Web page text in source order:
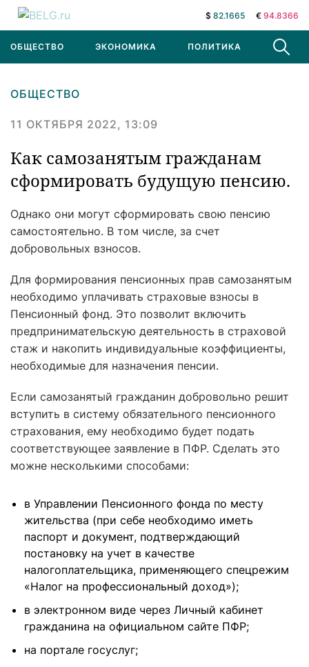
$ 82.1665 € 94.8366
ОБЩЕСТВО ЭКОНОМИКА ПОЛИТИКА В МИРЕ
ОБЩЕСТВО
11 ОКТЯБРЯ 2022, 13:09
Как самозанятым гражданам
сформировать будущую пенсию.
Однако они могут сформировать свою пенсию
самостоятельно. В том числе, за счет
добровольных взносов.
Для формирования пенсионных прав самозанятым
необходимо уплачивать страховые взносы в
Пенсионный фонд. Это позволит включить
предпринимательскую деятельность в страховой
стаж и накопить индивидуальные коэффициенты,
необходимые для назначения пенсии.
Если самозанятый гражданин добровольно решит
вступить в систему обязательного пенсионного
страхования, ему необходимо будет подать
соответствующее заявление в ПФР. Сделать это
можне несколькими способами:
в Управлении Пенсионного фонда по месту
жительства (при себе необходимо иметь
паспорт и документ, подтверждающий
постановку на учет в качестве
налогоплательщика, применяющего спецрежим
«Налог на профессиональный доход»);
в электронном виде через Личный кабинет
гражданина на официальном сайте ПФР;
на портале госуслуг;